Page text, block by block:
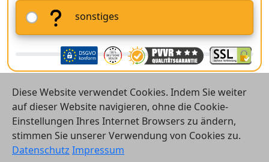
sonstiges
© 2026 Vergleichsrechner24 GmbH
Diese Website verwendet Cookies. Indem Sie weiter
auf dieser Website navigieren, ohne die Cookie-
Einstellungen Ihres Internet Browsers zu ändern,
stimmen Sie unserer Verwendung von Cookies zu.
Datenschutz Impressum